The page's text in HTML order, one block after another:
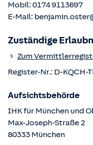
Mobil: 0174 9113697
E-Mail:
Zuständige
Zum
Register-Nr.: D-KQCH-
Aufsichtsbehörde
IHK für München und
Max-Joseph-Straße 2
80333 München